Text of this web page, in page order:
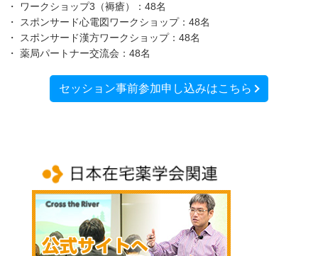
・ ワークショップ3（褥瘡）：48名
・ スポンサード心電図ワークショップ：48名
・ スポンサード漢方ワークショップ：48名
・ 薬局パートナー交流会：48名
セッション事前参加申し込みはこちら